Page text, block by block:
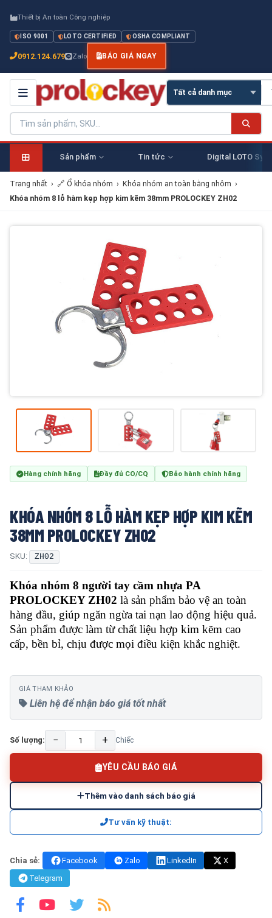
Thiết bị An toàn Công nghiệp
ISO 9001 LOTO CERTIFIED OSHA COMPLIANT
0912.124.679 Zalo BÁO GIÁ NGAY
Sản phẩm Tin tức Digital LOTO
Trang nhất › 🔗 Ổ khóa nhóm › Khóa nhóm an toàn bằng nhôm ›
Khóa nhóm 8 lỗ hàm kẹp hợp kim kẽm 38mm PROLOCKEY ZH02
Hàng chính hãng Đầy đủ CO/CQ Bảo hành chính hãng
KHÓA NHÓM 8 LỖ HÀM KẸP HỢP KIM KẼM
38MM PROLOCKEY ZH02
SKU: ZH02
Khóa nhóm 8 người tay cầm nhựa PA
PROLOCKEY ZH02 là sản phẩm bảo vệ an toàn
hàng đầu, giúp ngăn ngừa tai nạn lao động hiệu quả.
Sản phẩm được làm từ chất liệu hợp kim kẽm cao
cấp, bền bỉ, chịu được mọi điều kiện khắc nghiệt.
GIÁ THAM KHẢO
Liên hệ để nhận báo giá tốt nhất
Số lượng: − + Chiếc
YÊU CẦU BÁO GIÁ
Thêm vào danh sách báo giá
Tư vấn kỹ thuật:
Chia sẻ: Facebook Zalo LinkedIn
X
Telegram